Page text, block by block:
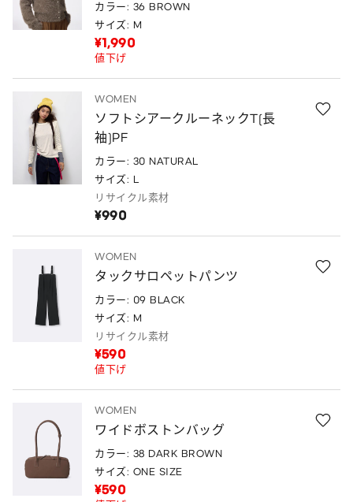
カラー: 36 BROWN
サイズ: M
¥1,990
値下げ
WOMEN
ソフトシアークルーネックT(長
袖)PF
カラー: 30 NATURAL
サイズ: L
リサイクル素材
¥990
WOMEN
タックサロペットパンツ
カラー: 09 BLACK
サイズ: M
リサイクル素材
¥590
値下げ
WOMEN
ワイドボストンバッグ
カラー: 38 DARK BROWN
サイズ: ONE SIZE
¥590